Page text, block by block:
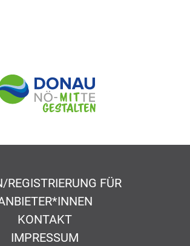
REGISTRIERUNG FÜR
KONTAKT
IMPRESSUM